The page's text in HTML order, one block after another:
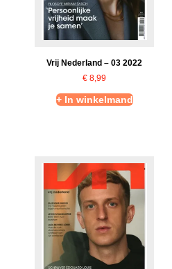
Vrij Nederland – 03 2022
€ 8,99
+ In winkelmand